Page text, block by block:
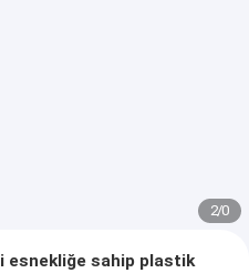
2/0
esnekliğe sahip plastik